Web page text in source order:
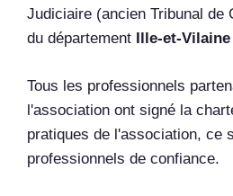
Judiciaire (ancien Tribunal de
du département Ille-et-Vilaine
Tous les professionnels
l'association ont signé la
pratiques de l'association, ce
professionnels de confiance.